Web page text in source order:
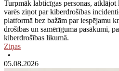
Turpmāk labticīgas personas,
varēs ziņot par kiberdrošības
platformā bez bažām par iespējamu
drošības un samērīguma pasākumi,
kiberdrošības likumā.
Ziņas
•
05.08.2026